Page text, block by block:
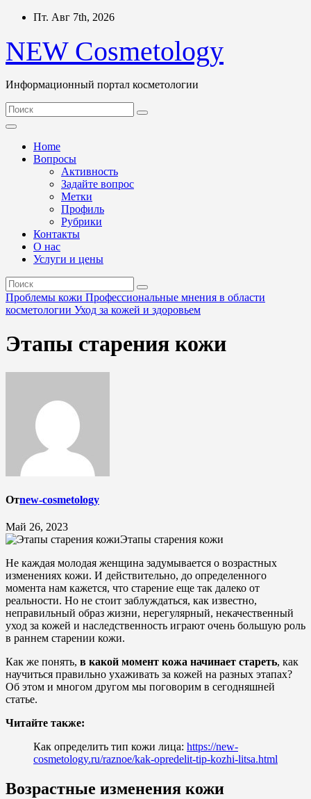
Перейти
содержимому
Пт. Авг 7th, 2026
NEW Cosmetology
Информационный портал косметологии
Home
Вопросы
Активность
Задайте вопрос
Метки
Профиль
Рубрики
Контакты
О нас
Услуги и цены
Проблемы кожи Профессиональные мнения в области
косметологии Уход за кожей и здоровьем
Этапы старения кожи
Отnew-cosmetology
Май 26, 2023
Этапы старения кожи
Не каждая молодая женщина задумывается о возрастных
изменениях кожи. И действительно, до определенного
момента нам кажется, что старение еще так далеко от
реальности. Но не стоит заблуждаться, как известно,
неправильный образ жизни, нерегулярный, некачественный
уход за кожей и наследственность играют очень большую роль
в раннем старении кожи.
Как же понять, в какой момент кожа начинает стареть, как
научиться правильно ухаживать за кожей на разных этапах?
Об этом и многом другом мы поговорим в сегодняшней
статье.
Читайте также:
Как определить тип кожи лица: https://new-
cosmetology.ru/raznoe/kak-opredelit-tip-kozhi-litsa.html
Возрастные изменения кожи